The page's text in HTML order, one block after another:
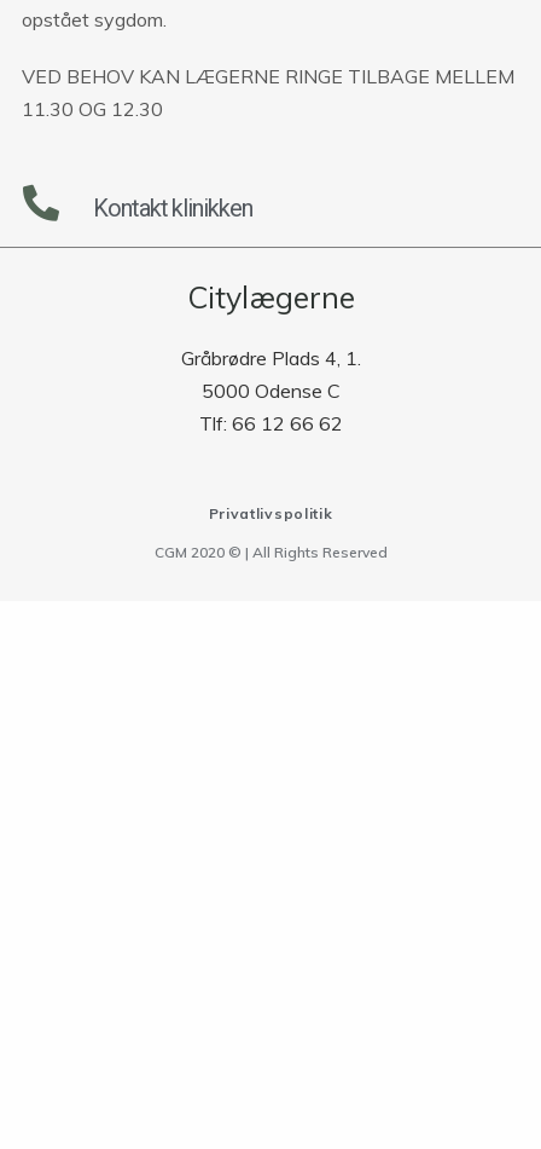
opstået sygdom.
VED BEHOV KAN LÆGERNE RINGE TILBAGE MELLEM
11.30 OG 12.30
Kontakt klinikken
Citylægerne
Gråbrødre Plads 4, 1.
5000 Odense C
Tlf: 66 12 66 62
Privatlivspolitik
CGM 2020 ©​ | All Rights Reserved